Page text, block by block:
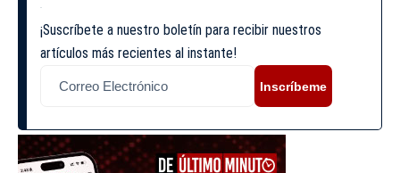
¡Suscríbete a nuestro boletín para recibir nuestros
artículos más recientes al instante!
Inscríbeme